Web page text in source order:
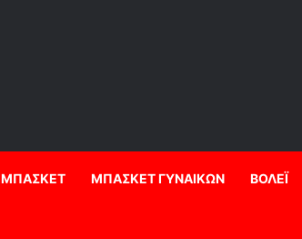
ΜΠΑΣΚΕΤ ΜΠΑΣΚΕΤ ΓΥΝΑΙΚΩΝ ΒΟΛΕΪ